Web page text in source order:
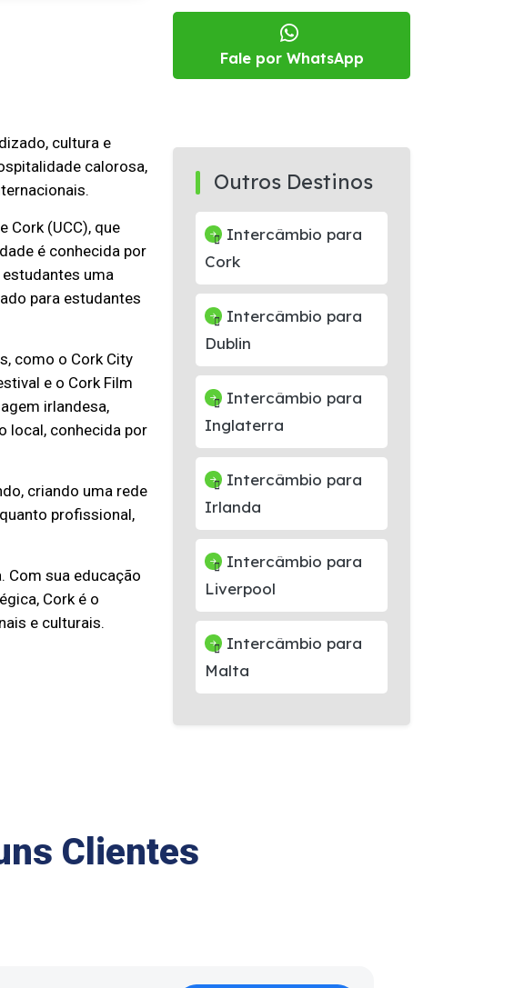
cultura e
calorosa,
Cork (UCC), que
é conhecida por
uma
para estudantes
como o Cork City
e o Cork Film
irlandesa,
local, conhecida por
criando uma rede
profissional,
Com sua educação
Cork é o
e culturais.
Fale por WhatsApp
Outros Destinos
Intercâmbio para
Cork
Intercâmbio para
Dublin
Intercâmbio para
Inglaterra
Intercâmbio para
Irlanda
Intercâmbio para
Liverpool
Intercâmbio para
Malta
Clientes